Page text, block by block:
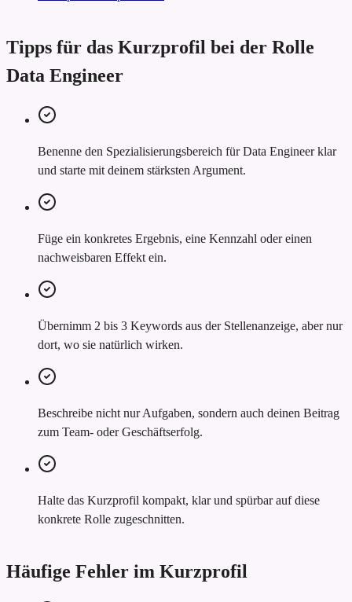
Tipps für das Kurzprofil bei der Rolle
Data Engineer
Benenne den Spezialisierungsbereich für Data Engineer klar
und starte mit deinem stärksten Argument.
Füge ein konkretes Ergebnis, eine Kennzahl oder einen
nachweisbaren Effekt ein.
Übernimm 2 bis 3 Keywords aus der Stellenanzeige, aber nur
dort, wo sie natürlich wirken.
Beschreibe nicht nur Aufgaben, sondern auch deinen Beitrag
zum Team- oder Geschäftserfolg.
Halte das Kurzprofil kompakt, klar und spürbar auf diese
konkrete Rolle zugeschnitten.
Häufige Fehler im Kurzprofil